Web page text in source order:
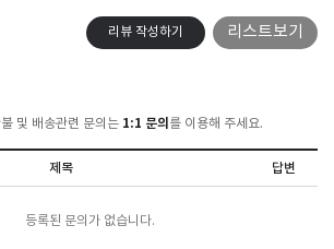
리뷰 작성하기 리스트보기
및 배송관련 문의는 1:1 문의 를 이용해 주세요.
제목 답변
등록된 문의가 없습니다.